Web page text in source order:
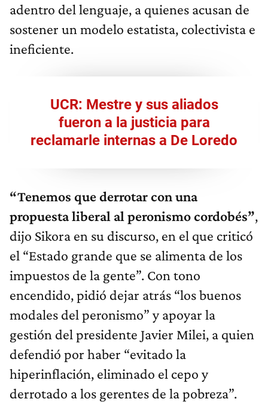
adentro del lenguaje, a quienes acusan de
sostener un modelo estatista, colectivista e
ineficiente.
UCR: Mestre y sus aliados
fueron a la justicia para
reclamarle internas a De Loredo
“Tenemos que derrotar con una
propuesta liberal al peronismo cordobés”,
dijo Sikora en su discurso, en el que criticó
el “Estado grande que se alimenta de los
impuestos de la gente”. Con tono
encendido, pidió dejar atrás “los buenos
modales del peronismo” y apoyar la
gestión del presidente Javier Milei, a quien
defendió por haber “evitado la
hiperinflación, eliminado el cepo y
derrotado a los gerentes de la pobreza”.